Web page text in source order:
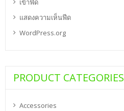
เข้าฟีด
แสดงความเห็นฟีด
WordPress.org
PRODUCT CATEGORIES
Accessories